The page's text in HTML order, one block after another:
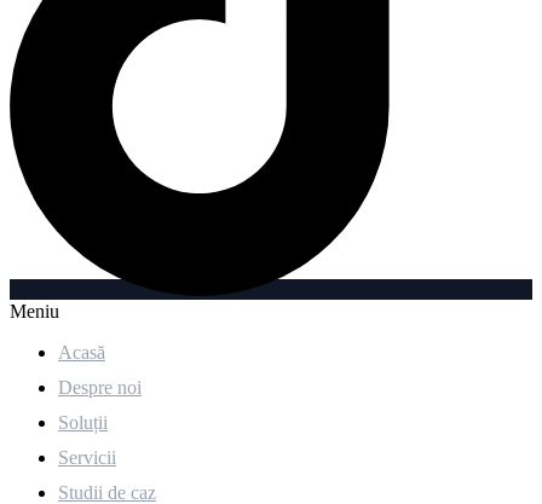
Meniu
Acasă
Despre noi
Soluții
Servicii
Studii de caz